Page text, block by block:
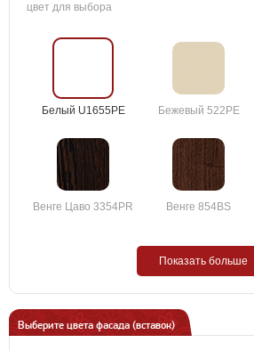
цвет для выбора
Белый U1655PE Бежевый 522PE
Венге Цаво 3354PR Венге 854BS
Показать больше
Выберите цвета фасада (вставок)